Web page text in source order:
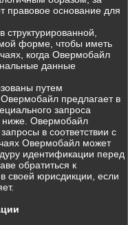
правовое основание для
форме, чтобы иметь
когда Овермобайл
данные
путем
предлагает в
запроса
Овермобайл
в соответствии с
Овермобайл может
идентификации перед
обратиться к
своей юрисдикции, если